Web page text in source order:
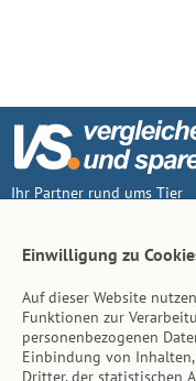
Ihr Partner rund ums Tier
Inhalt
Tierarzt-Suche
Einwilligung zu
Auf dieser Website
Funktionen zur
personenbezogenen
Einbindung von
Dritter, der statistischen